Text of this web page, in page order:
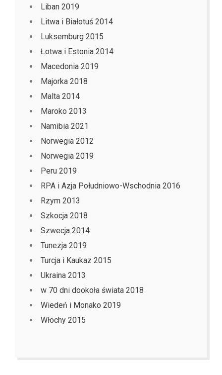
Liban 2019
Litwa i Białotuś 2014
Luksemburg 2015
Łotwa i Estonia 2014
Macedonia 2019
Majorka 2018
Malta 2014
Maroko 2013
Namibia 2021
Norwegia 2012
Norwegia 2019
Peru 2019
RPA i Azja Południowo-Wschodnia 2016
Rzym 2013
Szkocja 2018
Szwecja 2014
Tunezja 2019
Turcja i Kaukaz 2015
Ukraina 2013
w 70 dni dookoła świata 2018
Wiedeń i Monako 2019
Włochy 2015